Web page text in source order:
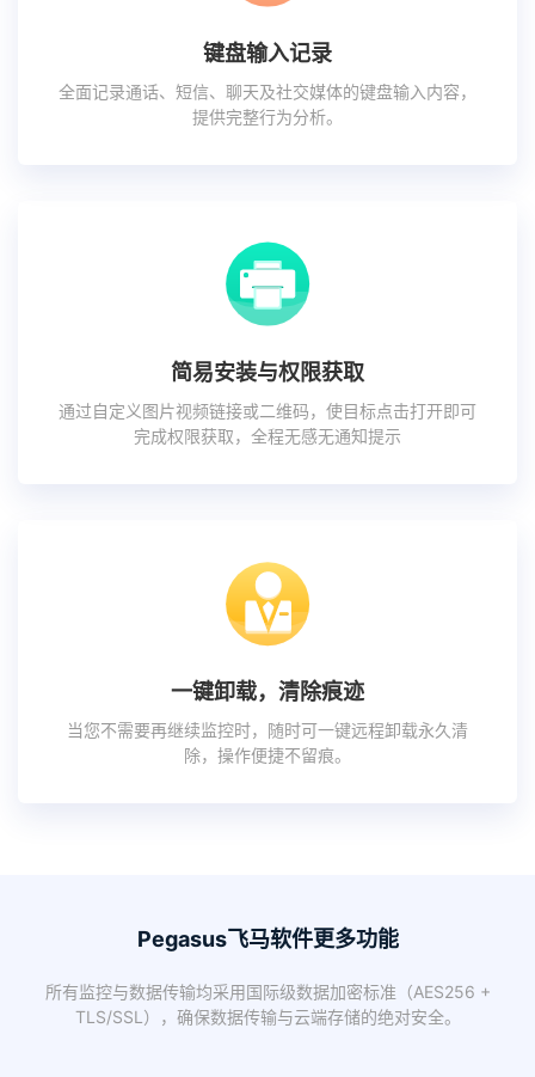
键盘输入记录
全面记录通话、短信、聊天及社交媒体的键盘输入内容，
提供完整行为分析。
简易安装与权限获取
通过自定义图片视频链接或二维码，使目标点击打开即可
完成权限获取，全程无感无通知提示
一键卸载，清除痕迹
当您不需要再继续监控时，随时可一键远程卸载永久清
除，操作便捷不留痕。
Pegasus飞马软件更多功能
所有监控与数据传输均采用国际级数据加密标准（AES256 +
TLS/SSL），确保数据传输与云端存储的绝对安全。